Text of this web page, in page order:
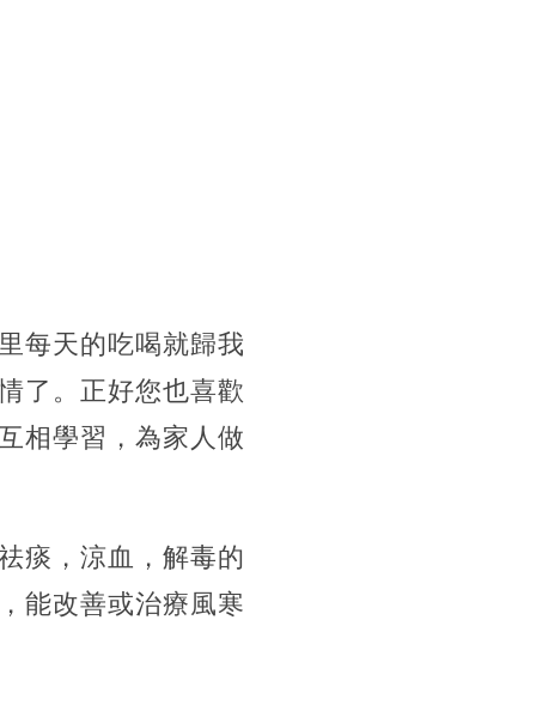
每天的吃喝就歸我
了。 正好您也喜歡
相學習，為家人做
痰，涼血，解毒的
能改善或治療風寒